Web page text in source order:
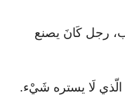
رجل كَانَ يصنع
الّذي لَا يستره شَيْء.